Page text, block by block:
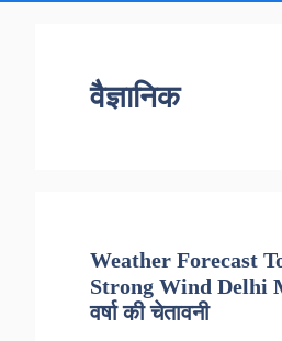
वैज्ञानिक
Weather Forecast
Strong Wind Delhi
वर्षा की चेतावनी